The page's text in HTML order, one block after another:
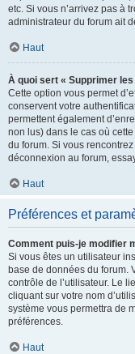
etc. Si vous n’arrivez pas à
administrateur du forum ait
Haut
À quoi sert « Supprimer
Cette option vous permet
conservent votre
permettent également
non lus) dans le cas où
du forum. Si vous
déconnexion au forum,
Haut
Préférences et
Comment puis-je modifier
Si vous êtes un utilisateur
base de données du forum.
contrôle de l’utilisateur. Le
cliquant sur votre nom
système vous permettra de
préférences.
Haut